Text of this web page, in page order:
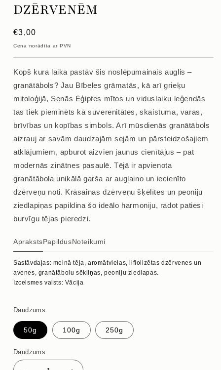
DZĒRVENĒM
Parastā
cena
€3,00
Cena norādīta ar PVN
Kopš kura laika pastāv šis noslēpumainais auglis –
granātābols? Jau Bībeles grāmatās, kā arī grieķu
mitoloģijā, Senās Ēģiptes mītos un viduslaiku leģendās
tas tiek pieminēts kā suverenitātes, skaistuma, varas,
brīvības un kopības simbols. Arī mūsdienās granātābols
aizrauj ar savām daudzajām sejām un pārsteidzošajiem
atklājumiem, apburot aizvien jaunus cienītājus – pat
modernās zinātnes pasaulē. Tējā ir apvienota
granātābola unikālā garša ar augļaino un iecienīto
dzērveņu noti. Krāsainas dzērveņu šķēlītes un peoniju
ziedlapiņas papildina šo ideālo harmoniju, radot patiesi
burvīgu tējas pieredzi.
AprakstsPapildusNoteikumi
Sastāvdaļas: melnā tēja, aromātvielas, lifiolizētas dzērvenes un
avenes, granātābolu sēkliņas, peoniju ziedlapas.
Izcelsmes valsts: Vācija
Daudzums
50g 100g 250g
Daudzums